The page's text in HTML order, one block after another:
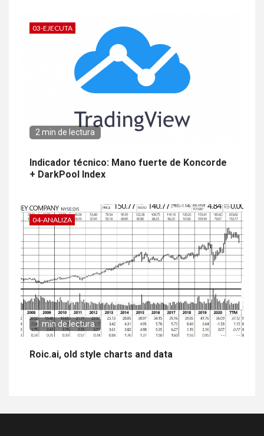
03-EJECUTA
2 min de lectura
Indicador técnico: Mano fuerte de Koncorde
+ DarkPool Index
04-ANALIZA
1 min de lectura
Roic.ai, old style charts and data